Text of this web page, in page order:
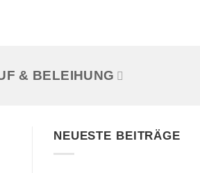
& BELEIHUNG
NEUESTE BEITRÄGE